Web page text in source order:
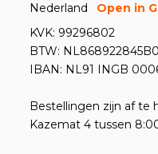
Nederland
Open in
KVK: 99296802
BTW:
IBAN: NL91 INGB
Bestellingen zijn af te
Kazemat 4 tussen